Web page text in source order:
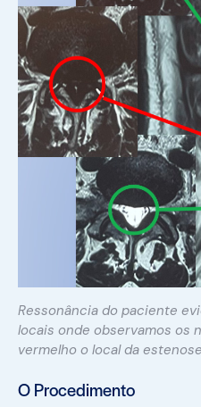
Ressonância do paciente
locais onde observamos os
vermelho o local da
O Procedimento